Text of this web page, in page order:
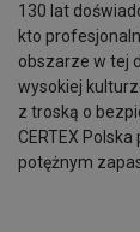
130 lat
kto
obszarze w tej
wysokiej
z troską o
CERTEX
potężnym